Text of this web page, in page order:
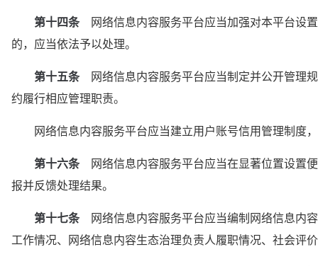
第十四条 网络信息内容服务平台应当加强对本平台设
的，应当依法予以处理。
第十五条 网络信息内容服务平台应当制定并公开管理
约履行相应管理职责。
网络信息内容服务平台应当建立用户账号信用管理制度
第十六条 网络信息内容服务平台应当在显著位置设置
报并反馈处理结果。
第十七条 网络信息内容服务平台应当编制网络信息内
工作情况、网络信息内容生态治理负责人履职情况、社会评